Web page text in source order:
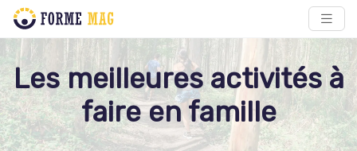
Les meilleures activités à
faire en famille